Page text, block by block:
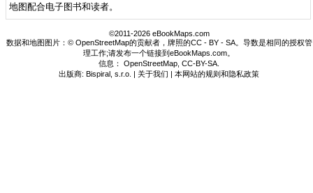
地图配合电子图书和读者。
©2011-2026 eBookMaps.com
数据和地图图片：© OpenStreetMap的贡献者，牌照的CC - BY - SA。导数是相同的授权管
理工作;请发布一个链接到eBookMaps.com。
信息：OpenStreetMap ,CC-BY-SA
出版商: Bispiral, s.r.o. | 关于我们 |本网站的规则和隐私政策